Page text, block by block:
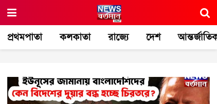
প্রথমপাতা কলকাতা রাজ্যে দেশ